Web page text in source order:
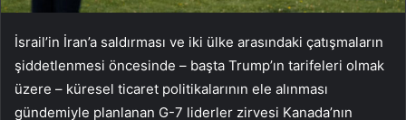
İsrail’in İran’a saldırması ve iki ülke arasındaki çatışmaların
şiddetlenmesi öncesinde – başta Trump’ın tarifeleri olmak
üzere – küresel ticaret politikalarının ele alınması
gündemiyle planlanan G-7 liderler zirvesi Kanada’nın